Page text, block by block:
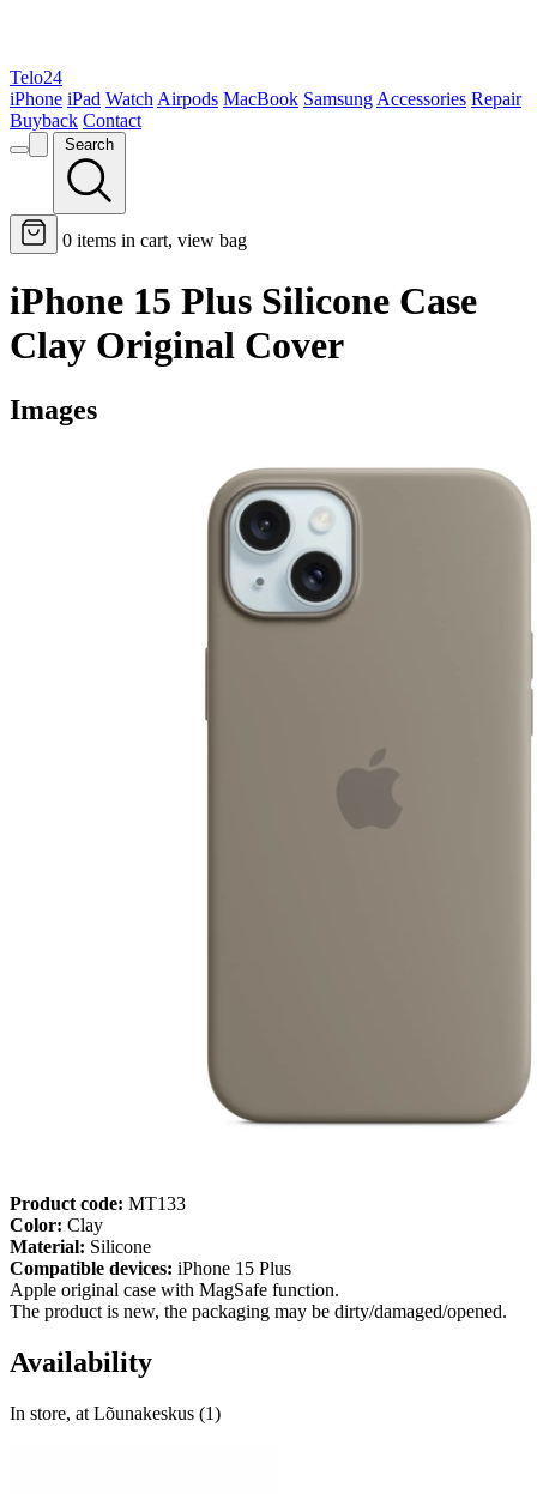
Telo24
iPhone iPad Watch Airpods MacBook Samsung Accessories Repair
Buyback Contact
Search
0 items in cart, view bag
iPhone 15 Plus Silicone Case
Clay Original Cover
Images
Product code: MT133
Color: Clay
Material: Silicone
Compatible devices: iPhone 15 Plus
Apple original case with MagSafe function.
The product is new, the packaging may be dirty/damaged/opened.
Availability
In store, at Lõunakeskus (1)